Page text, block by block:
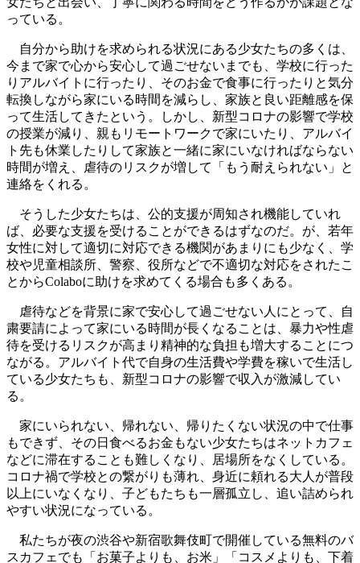
っている。
自分から助けを求められる状況にある少女たちの多くは、
今まで家で心から安心して過ごせないまでも、学校に行った
りアルバイトに行ったり、そのお金で食事に行ったりと気分
転換しながら家にいる時間を減らし、家族と良い距離感を保
って生活してきたという。しかし、新型コロナの影響で学校
の授業が減り、親もリモートワークで家にいたり、アルバイ
ト先も休業したりして家族と一緒に家にいなければならない
時間が増え、虐待のリスクが増して「もう耐えられない」と
連絡をくれる。
そうした少女たちは、公的支援が周知され機能していれ
ば、必要な支援を受けることができるはずなのだ。が、若年
女性に対して適切に対応できる機関があまりにも少なく、学
校や児童相談所、警察、役所などで不適切な対応をされたこ
とからColaboに助けを求めてくる場合も多くある。
虐待などを背景に家で安心して過ごせない人にとって、自
粛要請によって家にいる時間が長くなることは、暴力や性虐
待を受けるリスクが高まり精神的な負担も増大することにつ
ながる。アルバイト代で自身の生活費や学費を稼いで生活し
ている少女たちも、新型コロナの影響で収入が激減してい
る。
家にいられない、帰れない、帰りたくない状況の中で仕事
もできず、その日食べるお金もない少女たちはネットカフェ
などに滞在することも難しくなり、居場所をなくしている。
コロナ禍で学校との繋がりも薄れ、身近に頼れる大人が普段
以上にいなくなり、子どもたちも一層孤立し、追い詰められ
やすい状況になっている。
私たちが夜の渋谷や新宿歌舞伎町で開催している無料のバ
スカフェでも「お菓子よりも、お米」「コスメよりも、下着